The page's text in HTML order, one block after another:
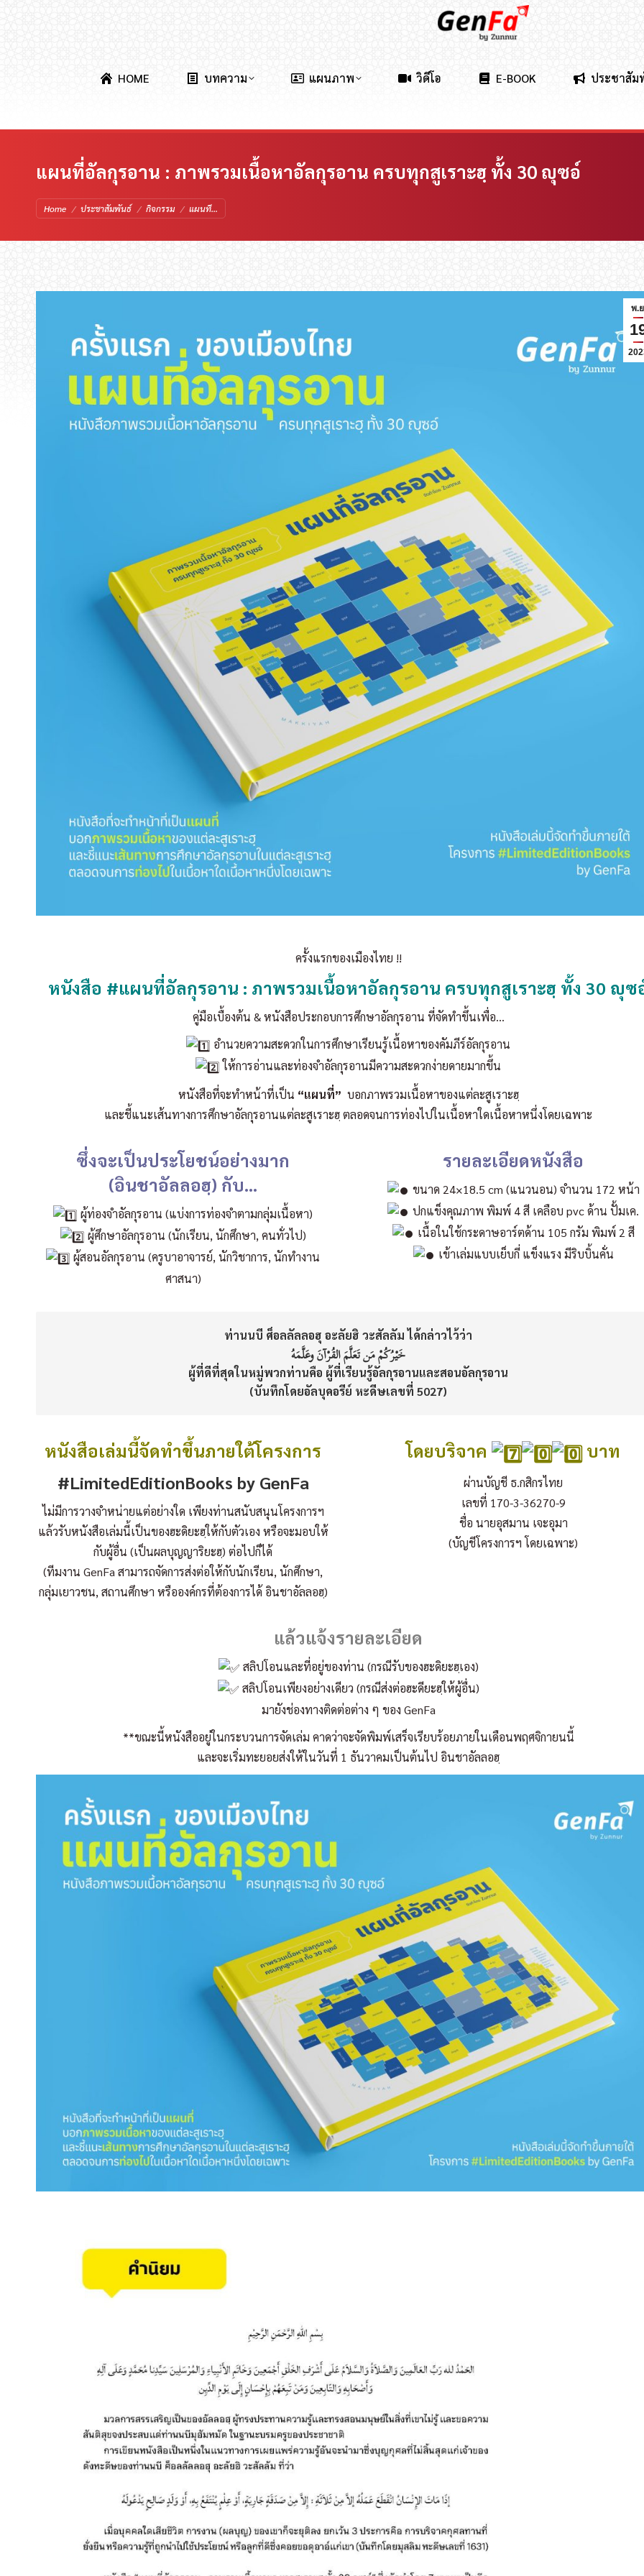
HOME บทความ แผนภาพ วิดีโอ E-BOOK ประชาสัม
แผนที่อัลกุรอาน : ภาพรวมเนื้อหาอัลกุรอาน ครบทุกสูเราะฮฺ ทั้ง 30 ญุซอ์
You are here:
Home ประชาสัมพันธ์ กิจกรรม แผนที…
พ.
ครั้งแรกของเมืองไทย !!
หนังสือ #แผนที่อัลกุรอาน : ภาพรวมเนื้อหาอัลกุรอาน ครบทุกสูเราะฮฺ ทั้ง 30 ญุซ
คู่มือเบื้องต้น & หนังสือประกอบการศึกษาอัลกุรอาน ที่จัดทำขึ้นเพื่อ…
อำนวยความสะดวกในการศึกษาเรียนรู้เนื้อหาของคัมภีร์อัลกุรอาน
ให้การอ่านและท่องจำอัลกุรอานมีความสะดวกง่ายดายมากขึ้น
หนังสือที่จะทำหน้าที่เป็น “แผนที่” บอกภาพรวมเนื้อหาของแต่ละสูเราะฮฺ
และชี้แนะเส้นทางการศึกษาอัลกุรอานแต่ละสูเราะฮฺ ตลอดจนการท่องไปในเนื้อหาใดเนื้อหาหนึ่งโดยเฉพาะ
ซึ่งจะเป็นประโยชน์อย่างมาก
(อินชาอัลลอฮฺ) กับ…
ผู้ท่องจำอัลกุรอาน (แบ่งการท่องจำตามกลุ่มเนื้อหา)
ผู้ศึกษาอัลกุรอาน (นักเรียน, นักศึกษา, คนทั่วไป)
ผู้สอนอัลกุรอาน (ครูบาอาจารย์, นักวิชาการ, นักทำงาน
ศาสนา)
รายละเอียดหนังสือ
ขนาด 24×18.5 cm (แนวนอน) จำนวน 172 หน้า
ปกแข็งคุณภาพ พิมพ์ 4 สี เคลือบ pvc ด้าน ปั้มเค.
เนื้อในใช้กระดาษอาร์ตด้าน 105 กรัม พิมพ์ 2 สี
เข้าเล่มแบบเย็บกี่ แข็งแรง มีริบบิ้นคั่น
ท่านนบี ศ็อลลัลลอฮุ อะลัยฮิ วะสัลลัม ได้กล่าวไว้ว่า
خَيْرُكُمْ مَن تَعَلَّمَ القُرْآنَ وعَلَّمَهُ
ผู้ที่ดีที่สุดในหมู่พวกท่านคือ ผู้ที่เรียนรู้อัลกุรอานและสอนอัลกุรอาน
(บันทึกโดยอัลบุคอรีย์ หะดีษเลขที่ 5027)
หนังสือเล่มนี้จัดทำขึ้นภายใต้โครงการ
#LimitedEditionBooks by GenFa
ไม่มีการวางจำหน่ายแต่อย่างใด เพียงท่านสนับสนุนโครงการฯ
แล้วรับหนังสือเล่มนี้เป็นของฮะดิยะฮฺให้กับตัวเอง หรือจะมอบให้
กับผู้อื่น (เป็นผลบุญญาริยะฮฺ) ต่อไปก็ได้
(ทีมงาน GenFa สามารถจัดการส่งต่อให้กับนักเรียน, นักศึกษา,
กลุ่มเยาวชน, สถานศึกษา หรือองค์กรที่ต้องการได้ อินชาอัลลอฮฺ)
โดยบริจาค บาท
ผ่านบัญชี ธ.กสิกรไทย
เลขที่ 170-3-36270-9
ชื่อ นายอุสมาน เจะอุมา
(บัญชีโครงการฯ โดยเฉพาะ)
แล้วแจ้งรายละเอียด
สลิปโอนและที่อยู่ของท่าน (กรณีรับของฮะดิยะฮฺเอง)
สลิปโอนเพียงอย่างเดียว (กรณีส่งต่อฮะดียะฮฺให้ผู้อื่น)
มายังช่องทางติดต่อต่าง ๆ ของ GenFa
**ขณะนี้หนังสืออยู่ในกระบวนการจัดเล่ม คาดว่าจะจัดพิมพ์เสร็จเรียบร้อยภายในเดือนพฤศจิกายนนี้
และจะเริ่มทะยอยส่งให้ในวันที่ 1 ธันวาคมเป็นต้นไป อินชาอัลลอฮฺ